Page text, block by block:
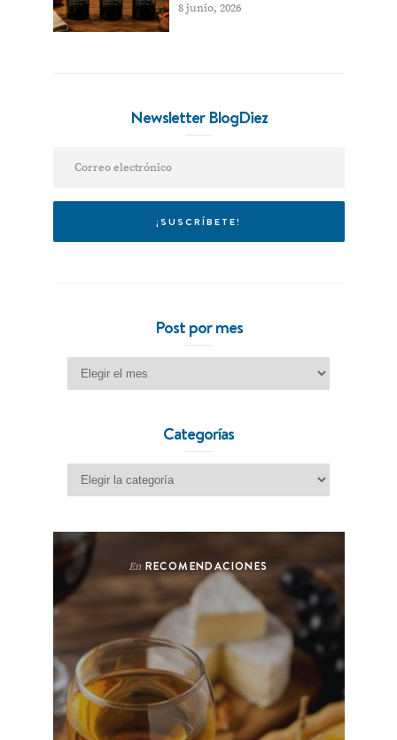
8 junio, 2026
Newsletter BlogDiez
Post por mes
Post por mes
Categorías
Categorías
En RECOMENDACIONES